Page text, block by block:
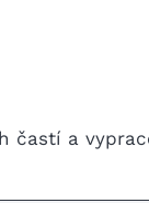
častí a